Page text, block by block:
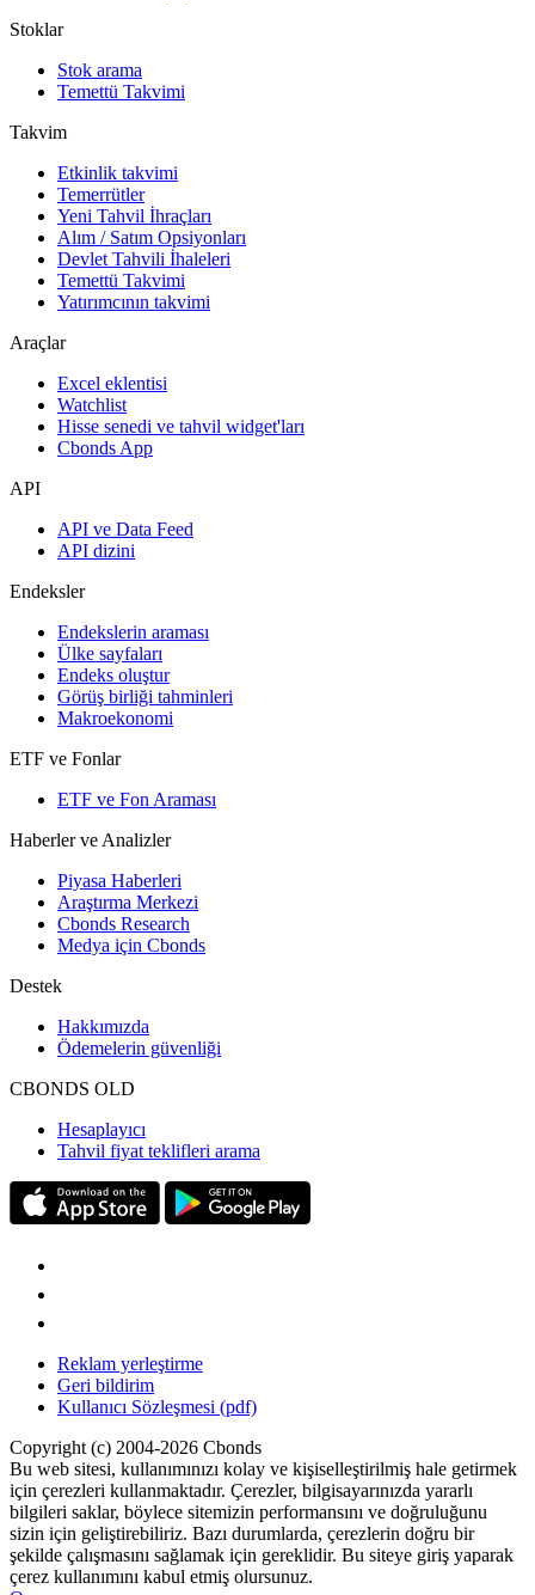
Stoklar
Stok arama
Temettü Takvimi
Takvim
Etkinlik takvimi
Temerrütler
Yeni Tahvil İhraçları
Alım / Satım Opsiyonları
Devlet Tahvili İhaleleri
Temettü Takvimi
Yatırımcının takvimi
Araçlar
Excel eklentisi
Watchlist
Hisse senedi ve tahvil widget'ları
Cbonds App
API
API ve Data Feed
API dizini
Endeksler
Endekslerin araması
Ülke sayfaları
Endeks oluştur
Görüş birliği tahminleri
Makroekonomi
ETF ve Fonlar
ETF ve Fon Araması
Haberler ve Analizler
Piyasa Haberleri
Araştırma Merkezi
Cbonds Research
Medya için Cbonds
Destek
Hakkımızda
Ödemelerin güvenliği
CBONDS OLD
Hesaplayıcı
Tahvil fiyat teklifleri arama
Reklam yerleştirme
Geri bildirim
Kullanıcı Sözleşmesi (pdf)
Copyright (c) 2004-2026 Cbonds
Bu web sitesi, kullanımınızı kolay ve kişiselleştirilmiş hale getirmek
için çerezleri kullanmaktadır. Çerezler, bilgisayarınızda yararlı
bilgileri saklar, böylece sitemizin performansını ve doğruluğunu
sizin için geliştirebiliriz. Bazı durumlarda, çerezlerin doğru bir
şekilde çalışmasını sağlamak için gereklidir. Bu siteye giriş yaparak
çerez kullanımını kabul etmiş olursunuz.